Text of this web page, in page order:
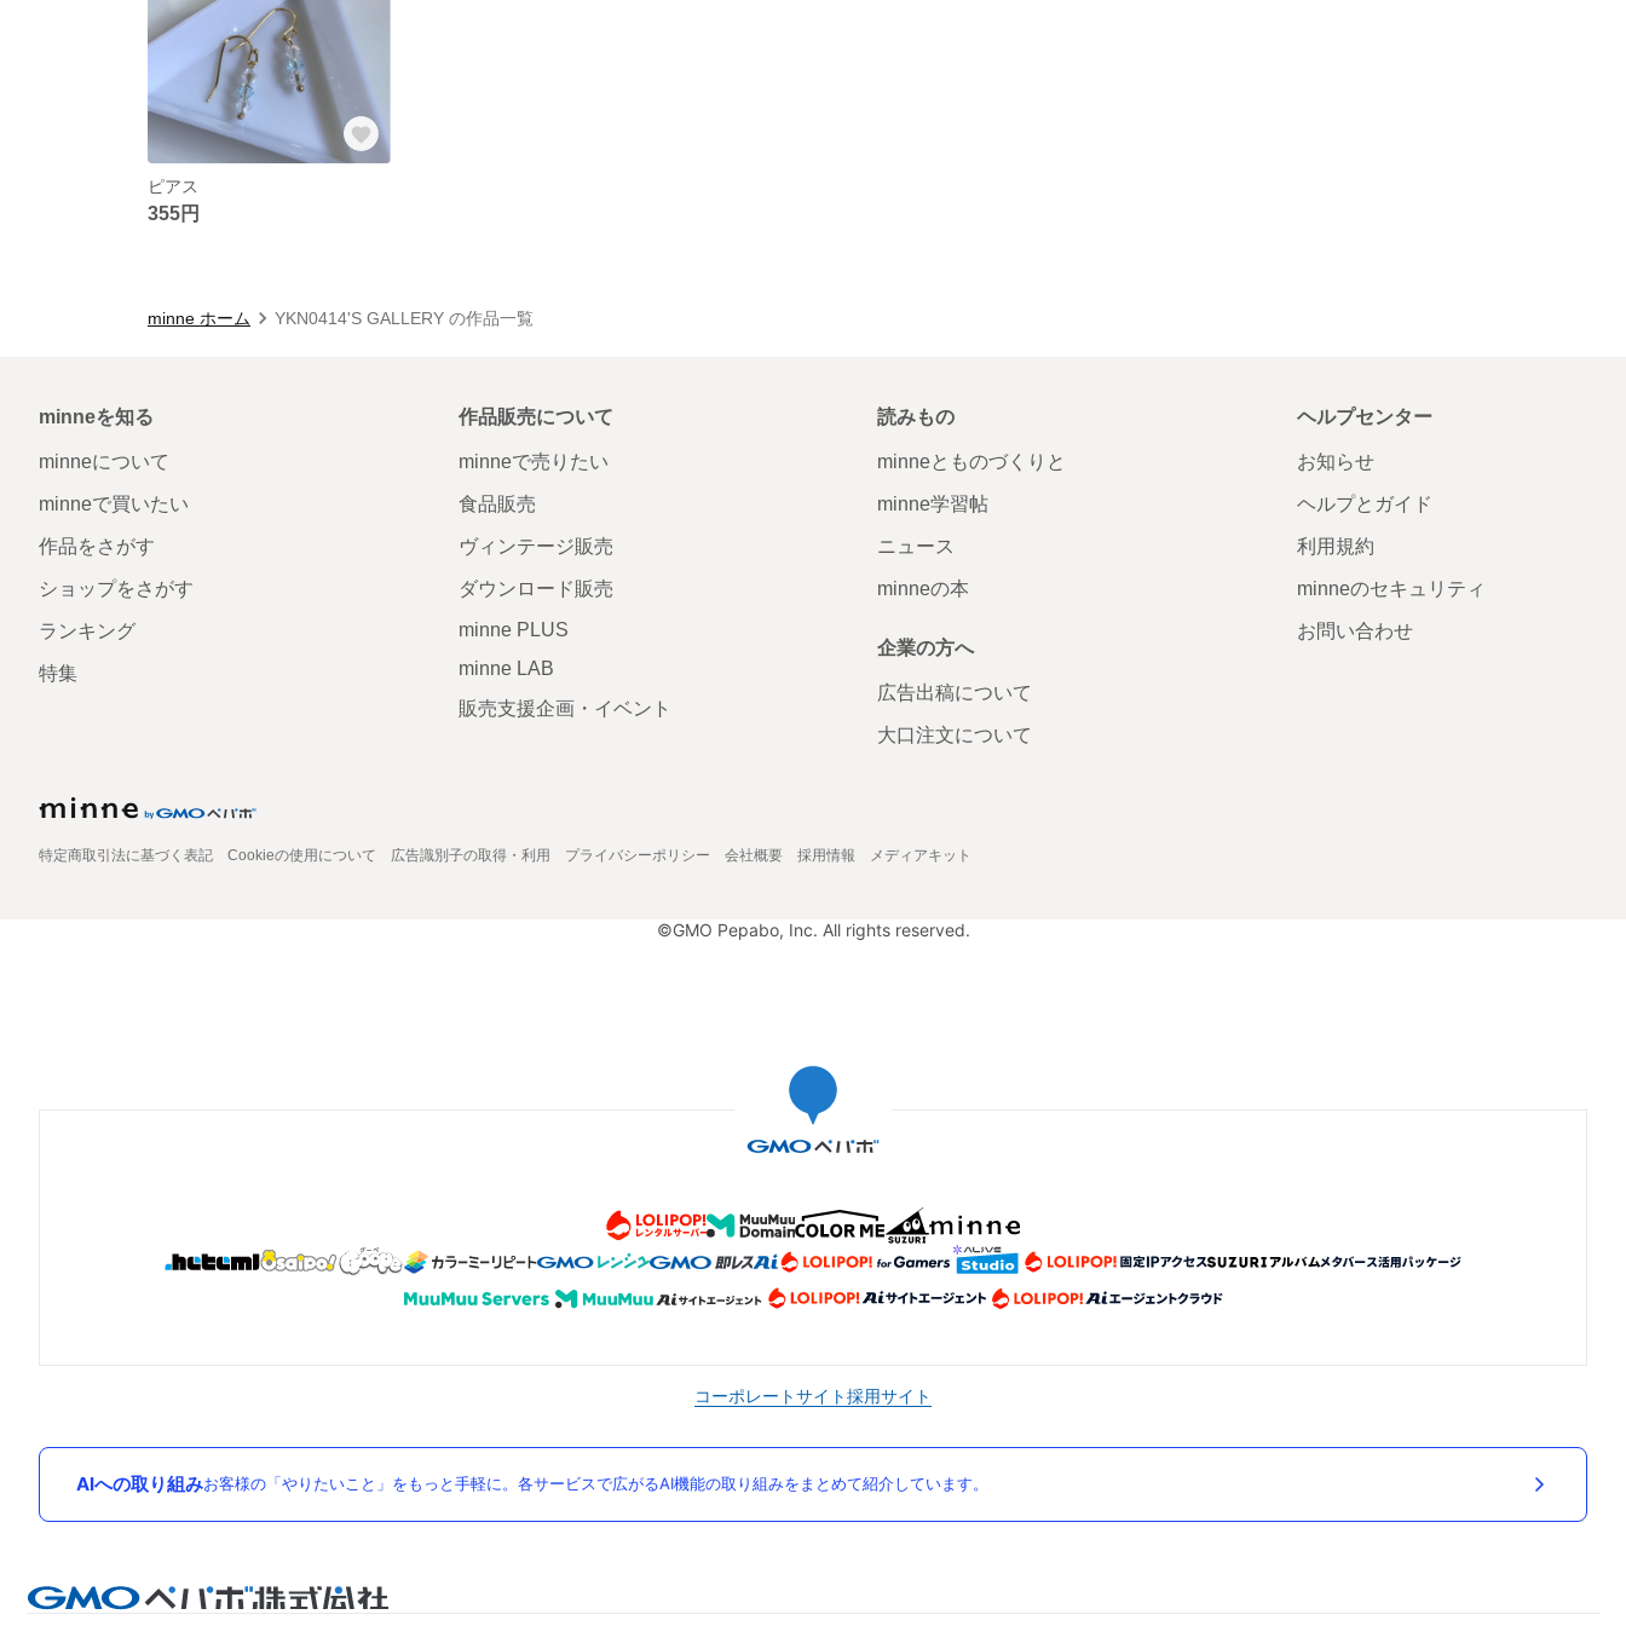
ピアス
355円
minne ホーム YKN0414'S GALLERY の作品一覧
minneを知る
minneについて
minneで買いたい
作品をさがす
ショップをさがす
ランキング
特集
作品販売について
minneで売りたい
食品販売
ヴィンテージ販売
ダウンロード販売
minne PLUS
minne LAB
販売支援企画・イベント
読みもの
minneとものづくりと
minne学習帖
ニュース
minneの本
企業の方へ
広告出稿について
大口注文について
ヘルプセンター
お知らせ
ヘルプとガイド
利用規約
minneのセキュリティ
お問い合わせ
特定商取引法に基づく表記 Cookieの使用について 広告識別子の取得・利用 プライバシーポリシー 会社概要 採用情報 メディアキット
©GMO Pepabo, Inc. All rights reserved.
コーポレートサイト採用サイト
AIへの取り組みお客様の「やりたいこと」をもっと手軽に。各サービスで広がるAI機能の取り組みをまとめて紹介しています。